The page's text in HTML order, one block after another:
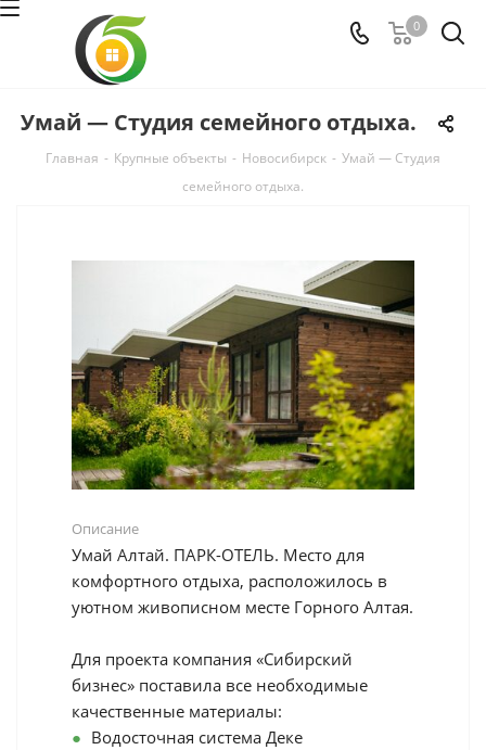
0
Умай — Студия семейного отдыха.
Главная - Крупные объекты - Новосибирск - Умай — Студия
семейного отдыха.
Описание
Умай Алтай. ПАРК-ОТЕЛЬ. Место для
комфортного отдыха, расположилось в
уютном живописном месте Горного Алтая.
Для проекта компания «Сибирский
бизнес» поставила все необходимые
качественные материалы:
Водосточная система Деке